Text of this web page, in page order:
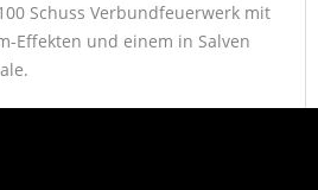
Schuss Verbundfeuerwerk mit
Effekten und einem in Salven